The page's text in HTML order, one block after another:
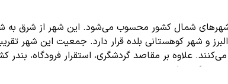
شهرهای شمال کشور محسوب می‌شود. این شهر از شرق به
و شهر کوهستانی بلده قرار دارد. جمعیت این شهر
علاوه بر مقاصد گردشگری، استقرار فرودگاه، بندر
در کشور است.